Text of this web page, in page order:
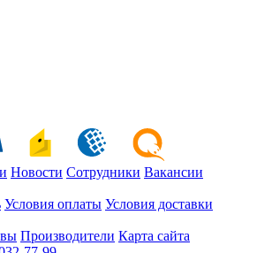
Новости Сотрудники Вакансии
Условия оплаты Условия доставки
Производители Карта сайта